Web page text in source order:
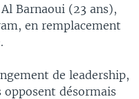
Barnaoui (23 ans),
en remplacement
de leadership,
désormais